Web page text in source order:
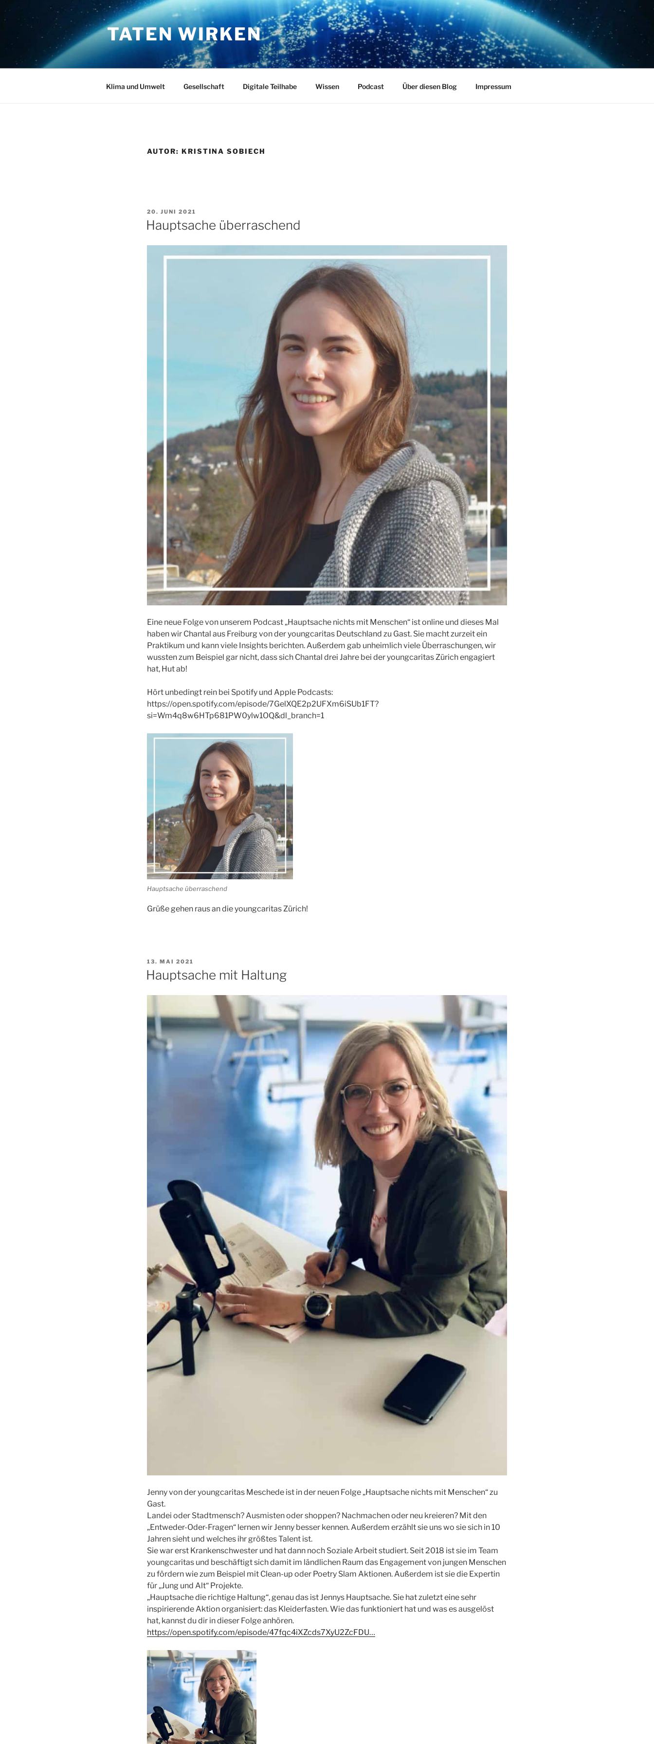
springen
TATEN WIRKEN
Klima und Umwelt Gesellschaft Digitale Teilhabe Wissen Podcast Über diesen Blog Impressum
AUTOR: KRISTINA SOBIECH
VERÖFFENTLICHT
AM
20. JUNI 2021
Hauptsache überraschend
Eine neue Folge von unserem Podcast „Hauptsache nichts mit Menschen“ ist online und dieses Mal
haben wir Chantal aus Freiburg von der youngcaritas Deutschland zu Gast. Sie macht zurzeit ein
Praktikum und kann viele Insights berichten. Außerdem gab unheimlich viele Überraschungen, wir
wussten zum Beispiel gar nicht, dass sich Chantal drei Jahre bei der youngcaritas Zürich engagiert
hat, Hut ab!
Hört unbedingt rein bei Spotify und Apple Podcasts:
https://open.spotify.com/episode/7GelXQE2p2UFXm6iSUb1FT?
si=Wm4q8w6HTp681PW0ylw1OQ&dl_branch=1
Hauptsache überraschend
Grüße gehen raus an die youngcaritas Zürich!
VERÖFFENTLICHT
AM
13. MAI 2021
Hauptsache mit Haltung
Jenny von der youngcaritas Meschede ist in der neuen Folge „Hauptsache nichts mit Menschen“ zu
Gast.
Landei oder Stadtmensch? Ausmisten oder shoppen? Nachmachen oder neu kreieren? Mit den
„Entweder-Oder-Fragen“ lernen wir Jenny besser kennen. Außerdem erzählt sie uns wo sie sich in 10
Jahren sieht und welches ihr größtes Talent ist.
Sie war erst Krankenschwester und hat dann noch Soziale Arbeit studiert. Seit 2018 ist sie im Team
youngcaritas und beschäftigt sich damit im ländlichen Raum das Engagement von jungen Menschen
zu fördern wie zum Beispiel mit Clean-up oder Poetry Slam Aktionen. Außerdem ist sie die Expertin
für „Jung und Alt“ Projekte.
„Hauptsache die richtige Haltung“, genau das ist Jennys Hauptsache. Sie hat zuletzt eine sehr
inspirierende Aktion organisiert: das Kleiderfasten. Wie das funktioniert hat und was es ausgelöst
hat, kannst du dir in dieser Folge anhören.
https://open.spotify.com/episode/47fqc4iXZcds7XyU2ZcFDU…